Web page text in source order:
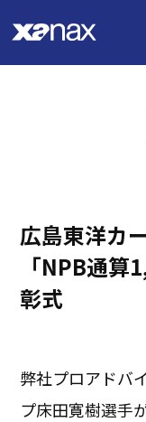
広島東洋カ
「NPB通
彰式
弊社プロアドバ
プ床田寛樹選手